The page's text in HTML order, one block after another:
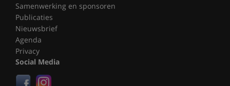
Samenwerking en sponsoren
Publicaties
Nieuwsbrief
Agenda
Privacy
Social Media